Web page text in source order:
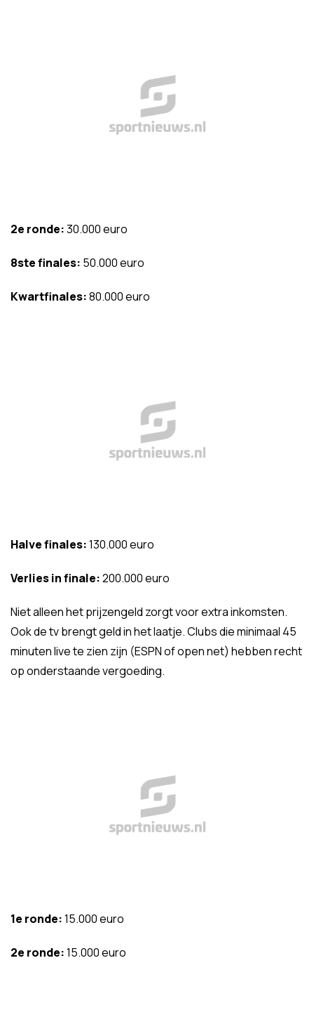
2e ronde:30.000 euro
8ste finales: 50.000 euro
Kwartfinales:80.000 euro
Halve finales:130.000 euro
Verlies in finale:200.000 euro
Niet alleen het prijzengeld zorgt voor extra inkomsten.
Ook de tv brengt geld in het laatje. Clubs die minimaal 45
minuten live te zien zijn (ESPN of open net) hebben recht
op onderstaande vergoeding.
1e ronde:15.000 euro
2e ronde:15.000 euro